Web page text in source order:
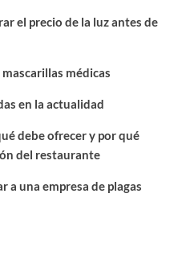
el precio de la luz antes de
médicas
en la actualidad
debe ofrecer y por qué
del restaurante
a una empresa de plagas